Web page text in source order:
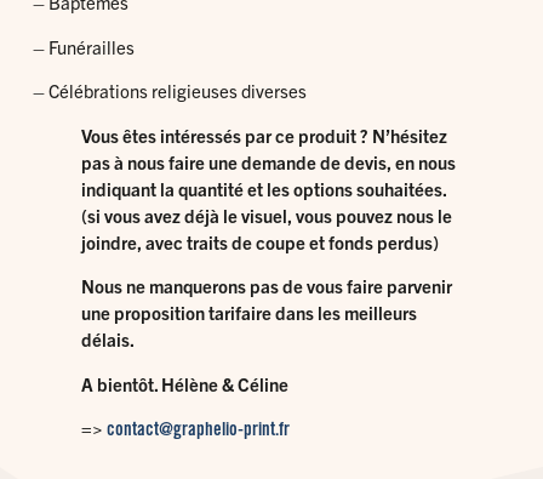
– Funérailles
– Célébrations religieuses diverses
Vous êtes intéressés par ce produit ? N’hésitez
pas à nous faire une demande de devis, en nous
indiquant la quantité et les options souhaitées.
(si vous avez déjà le visuel, vous pouvez nous le
joindre, avec traits de coupe et fonds perdus)
Nous ne manquerons pas de vous faire parvenir
une proposition tarifaire dans les meilleurs
délais.
A bientôt. Hélène & Céline
=> contact@graphelio-print.fr